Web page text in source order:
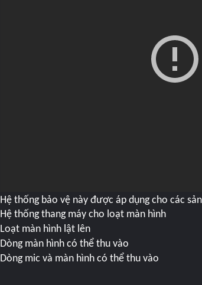
Hệ thống bảo vệ này được áp dụng cho các
Hệ thống thang máy cho loạt màn hình
Loạt màn hình lật lên
Dòng màn hình có thể thu vào
Dòng mic và màn hình có thể thu vào